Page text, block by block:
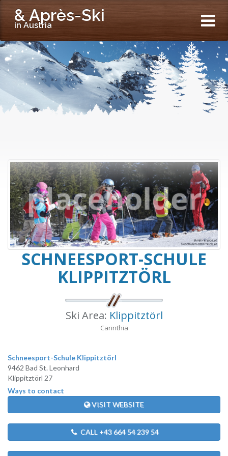
& Après-Ski
in Austria
SCHNEESPORT-SCHULE
KLIPPITZTÖRL
Ski Area: Klippitztörl
Carinthia
Schneesport-Schule Klippitztörl
9462 Bad St. Leonhard
Klippitztörl 27
Ways to contact
VISIT WEBSITE
CALL +43 664 54 239 54